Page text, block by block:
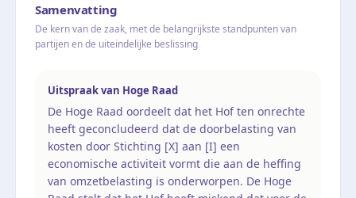
Samenvatting
De kern van de zaak, met de belangrijkste standpunten van
partijen en de uiteindelijke beslissing
Uitspraak van Hoge Raad
De Hoge Raad oordeelt dat het Hof ten onrechte
heeft geconcludeerd dat de doorbelasting van
kosten door Stichting [X] aan [I] een
economische activiteit vormt die aan de heffing
van omzetbelasting is onderworpen. De Hoge